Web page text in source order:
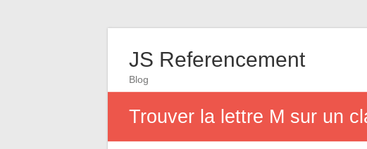
JS Referencement
Blog
Trouver la lettre M sur un